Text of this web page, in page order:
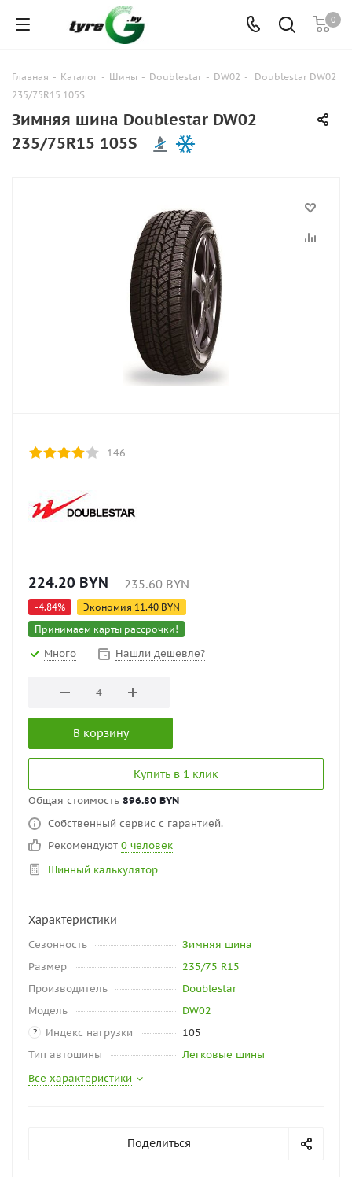
0
Главная - Каталог - Шины - Doublestar - DW02 -
Doublestar DW02
235/75R15 105S
Зимняя шина Doublestar DW02
235/75R15 105S
146
224.20 BYN 235.60BYN
-4.84% Экономия 11.40 BYN
Принимаем карты рассрочки!
Много Нашли дешевле?
В корзину
Купить в 1 клик
Общая стоимость 896.80 BYN
Собственный сервис с гарантией.
Рекомендуют 0 человек
Шинный калькулятор
Характеристики
Сезонность
Зимняя шина
Размер
235/75 R15
Производитель
Doublestar
Модель
DW02
? Индекс нагрузки
105
Тип автошины
Легковые шины
Все характеристики
Поделиться